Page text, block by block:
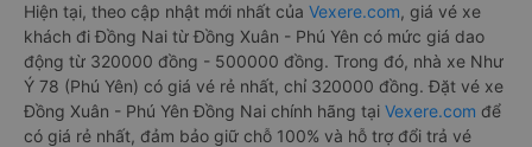
Hiện tại, theo cập nhật mới nhất của Vexere.com, giá vé xe
khách đi Đồng Nai từ Đồng Xuân - Phú Yên có mức giá dao
động từ 320000 đồng - 500000 đồng. Trong đó, nhà xe Như
Ý 78 (Phú Yên) có giá vé rẻ nhất, chỉ 320000 đồng. Đặt vé xe
Đồng Xuân - Phú Yên Đồng Nai chính hãng tại Vexere.com để
có giá rẻ nhất, đảm bảo giữ chỗ 100% và hỗ trợ đổi trả vé